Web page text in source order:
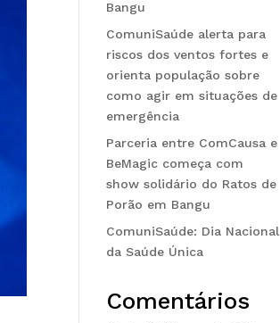
Bangu
ComuniSaúde alerta para
riscos dos ventos fortes e
orienta população sobre
como agir em situações de
emergência
Parceria entre ComCausa e
BeMagic começa com
show solidário do Ratos de
Porão em Bangu
ComuniSaúde: Dia Nacional
da Saúde Única
Comentários